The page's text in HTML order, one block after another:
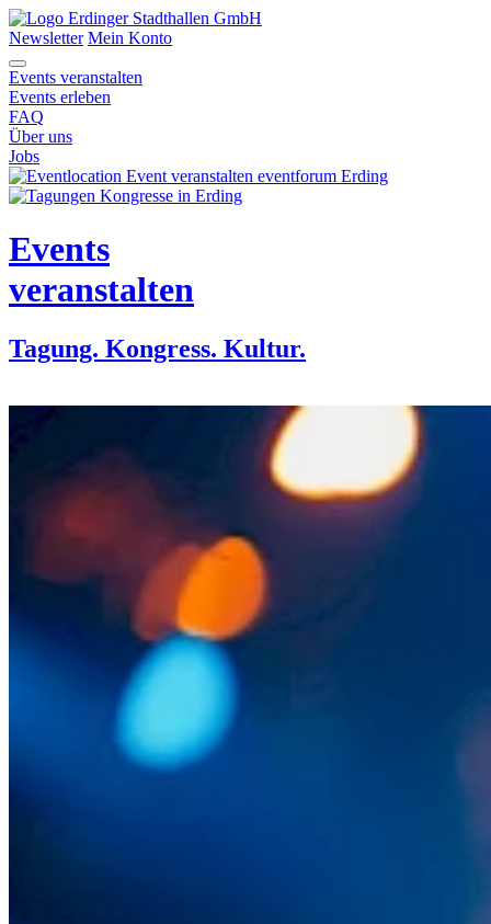
Newsletter Mein Konto
Events veranstalten
Events erleben
FAQ
Über uns
Jobs
Events
veranstalten
Tagung. Kongress. Kultur.